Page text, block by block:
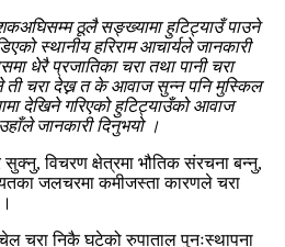
ठूलै सङ्ख्यामा हुटिट्याउँ पाउने
स्थानीय हरिराम आचार्यले जानकारी
धेरै प्रजातिका चरा तथा पानी चरा
ती चरा देख्न त के आवाज सुन्न पनि मुस्किल
देखिने गरिएको हुटिट्याउँको आवाज
जानकारी दिनुभयो ।
सुक्नु, विचरण क्षेत्रमा भौतिक संरचना बन्नु,
जलचरमा कमीजस्ता कारणले चरा
चरा निकै घटेको रुपाताल पुनःस्थापना